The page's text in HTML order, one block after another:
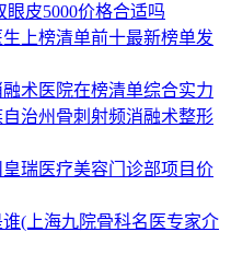
皮5000价格合适吗
上榜清单前十最新榜单发
术医院在榜清单综合实力
治州骨刺射频消融术整形
瑞医疗美容门诊部项目价
(上海九院骨科名医专家介